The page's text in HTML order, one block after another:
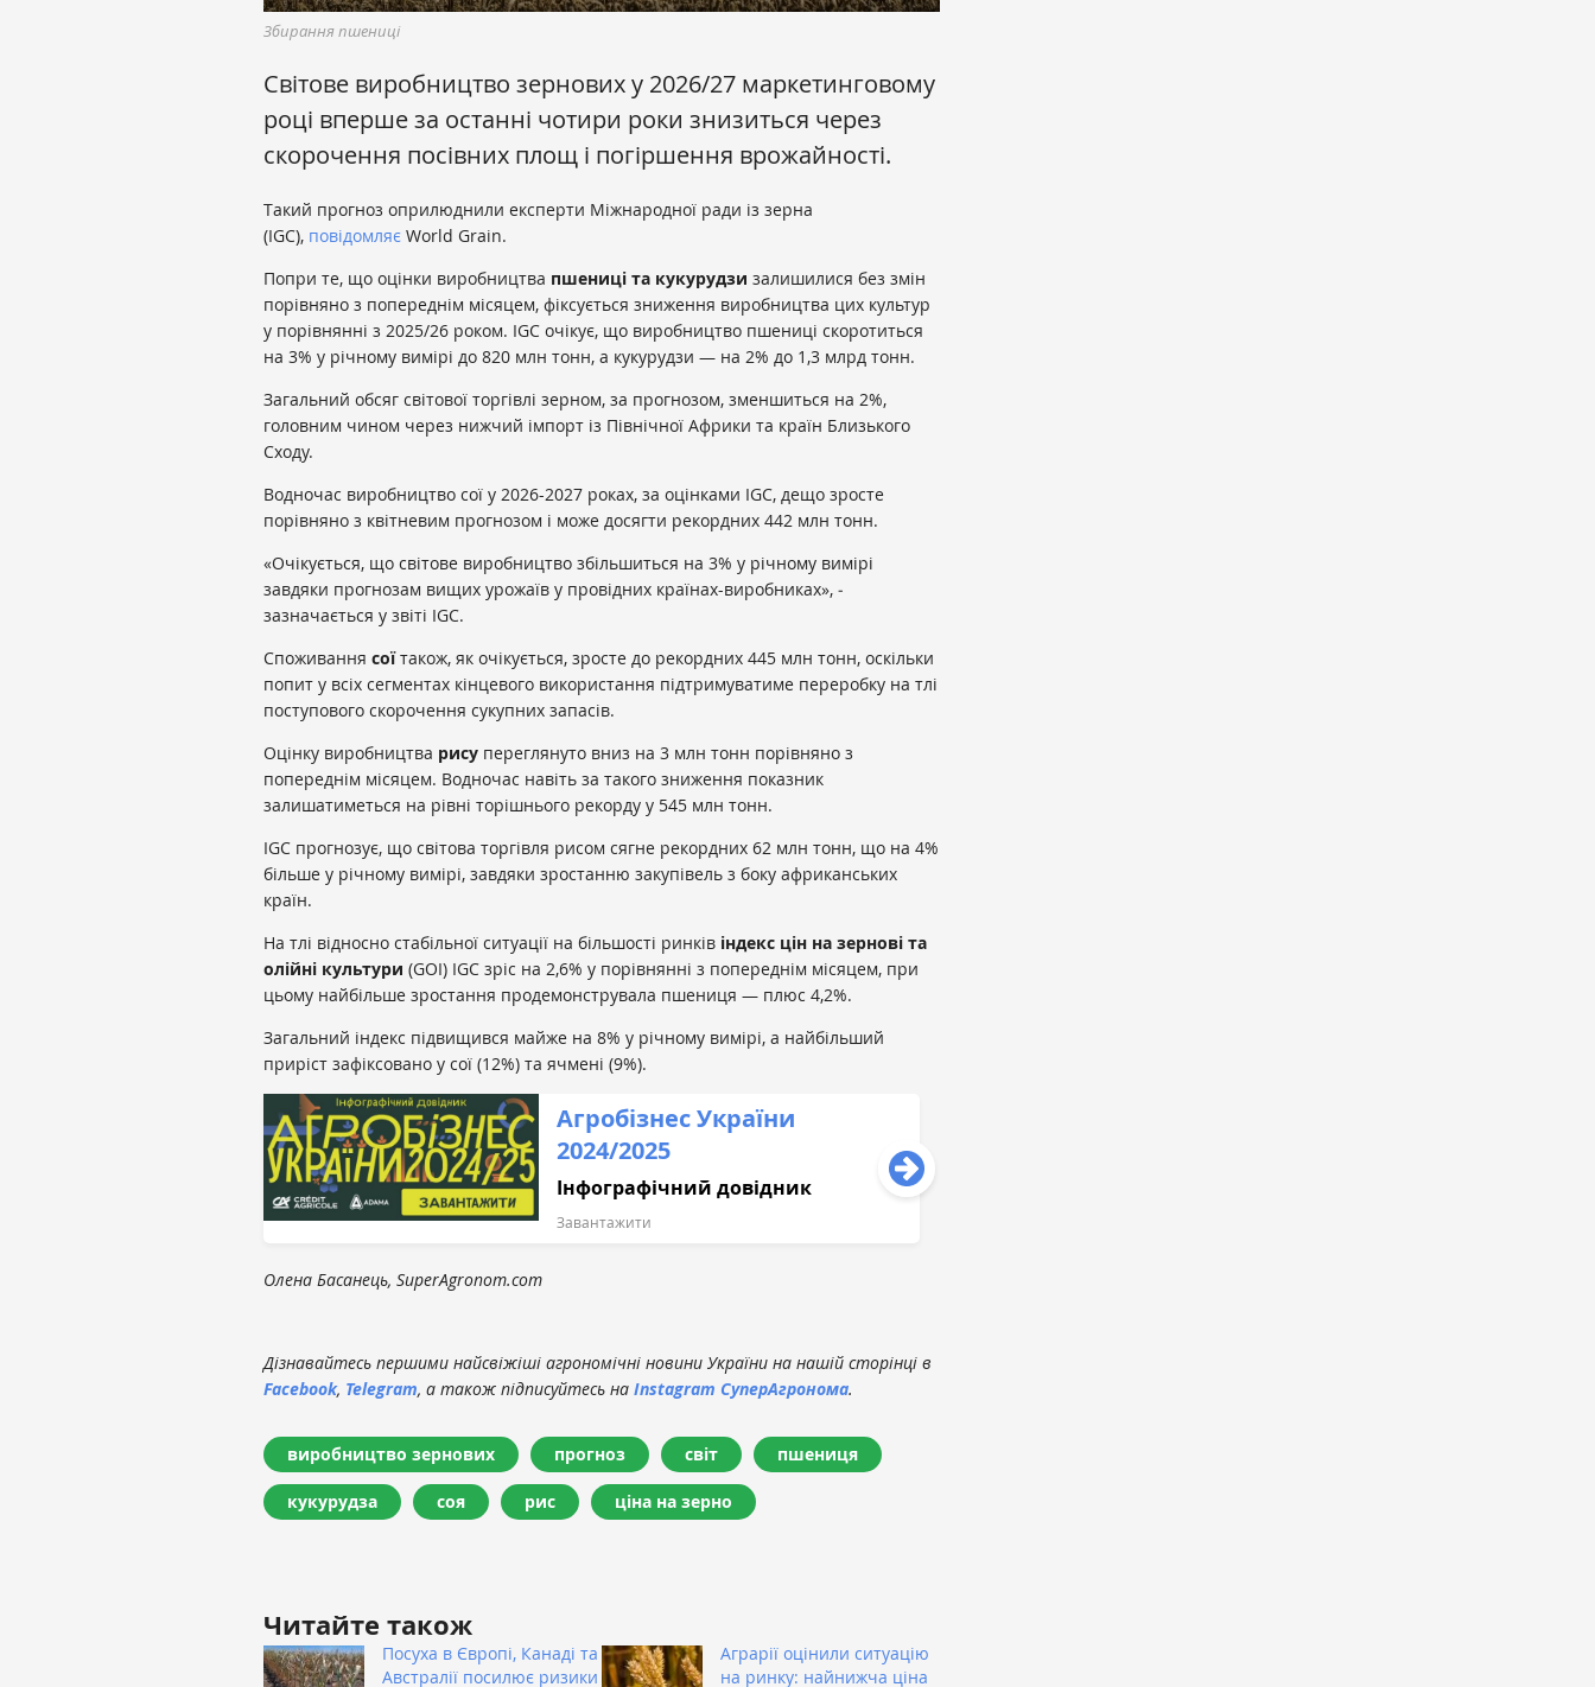
Збирання пшениці
Світове виробництво зернових у 2026/27 маркетинговому
році вперше за останні чотири роки знизиться через
скорочення посівних площ і погіршення врожайності.
Такий прогноз оприлюднили експерти Міжнародної ради із зерна
(IGC), повідомляє World Grain.
Попри те, що оцінки виробництва пшениці та кукурудзи залишилися без змін
порівняно з попереднім місяцем, фіксується зниження виробництва цих культур
у порівнянні з 2025/26 роком. IGC очікує, що виробництво пшениці скоротиться
на 3% у річному вимірі до 820 млн тонн, а кукурудзи — на 2% до 1,3 млрд тонн.
Загальний обсяг світової торгівлі зерном, за прогнозом, зменшиться на 2%,
головним чином через нижчий імпорт із Північної Африки та країн Близького
Сходу.
Водночас виробництво сої у 2026-2027 роках, за оцінками IGC, дещо зросте
порівняно з квітневим прогнозом і може досягти рекордних 442 млн тонн.
«Очікується, що світове виробництво збільшиться на 3% у річному вимірі
завдяки прогнозам вищих урожаїв у провідних країнах-виробниках», ‒
зазначається у звіті IGC.
Споживання соїтакож, як очікується, зросте до рекордних 445 млн тонн, оскільки
попит у всіх сегментах кінцевого використання підтримуватиме переробку на тлі
поступового скорочення сукупних запасів.
Оцінку виробництва рису переглянуто вниз на 3 млн тонн порівняно з
попереднім місяцем. Водночас навіть за такого зниження показник
залишатиметься на рівні торішнього рекорду у 545 млн тонн.
IGC прогнозує, що світова торгівля рисом сягне рекордних 62 млн тонн, що на 4%
більше у річному вимірі, завдяки зростанню закупівель з боку африканських
країн.
На тлі відносно стабільної ситуації на більшості ринків індекс цін на зернові та
олійні культури (GOI) IGC зріс на 2,6% у порівнянні з попереднім місяцем, при
цьому найбільше зростання продемонструвала пшениця — плюс 4,2%.
Загальний індекс підвищився майже на 8% у річному вимірі, а найбільший
приріст зафіксовано у сої (12%) та ячмені (9%).
Агробізнес України
2024/2025
Інфографічний довідник
Завантажити
Олена Басанець, SuperAgronom.com
Дізнавайтесь першими найсвіжіші агрономічні новини України на нашій сторінці в
Facebook, Telegram, а також підписуйтесь на Instagram СуперАгронома.
виробництво зернових прогноз світ пшениця
кукурудза соя рис ціна на зерно
Читайте також
Посуха в Європі, Канаді та
Австралії посилює ризики
Аграрії оцінили ситуацію
на ринку: найнижча ціна